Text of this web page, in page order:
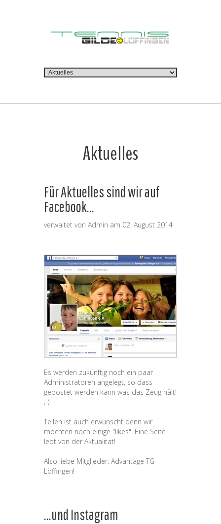
Aktuelles
Für Aktuelles sind wir auf
Facebook...
verwaltet von Admin am 02. August 2014
Es werden zukünftig noch ein paar
Administratoren angelegt, so dass
gepostet werden kann was das Zeug hält!
;-)
Teilen ist auch erwünscht denn wir
möchten noch einige "likes". Eine Seite
lebt von der Aktualität!
Also liebe Mitglieder: Advantage TG
Löffingen!
...und Instagram